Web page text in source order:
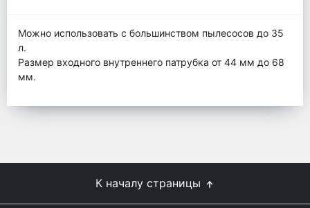
Можно использовать с большинством пылесосов до 35
л.
Размер входного внутреннего патрубка от 44 мм до 68
мм.
К началу страницы